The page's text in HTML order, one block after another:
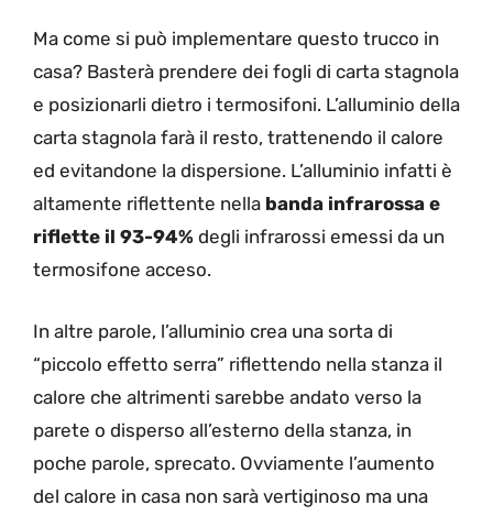
Ma come si può implementare questo trucco in
casa? Basterà prendere dei fogli di carta stagnola
e posizionarli dietro i termosifoni. L’alluminio della
carta stagnola farà il resto, trattenendo il calore
ed evitandone la dispersione. L’alluminio infatti è
altamente riflettente nella banda infrarossa e
riflette il 93-94% degli infrarossi emessi da un
termosifone acceso.
In altre parole, l’alluminio crea una sorta di
“piccolo effetto serra” riflettendo nella stanza il
calore che altrimenti sarebbe andato verso la
parete o disperso all’esterno della stanza, in
poche parole, sprecato. Ovviamente l’aumento
del calore in casa non sarà vertiginoso ma una